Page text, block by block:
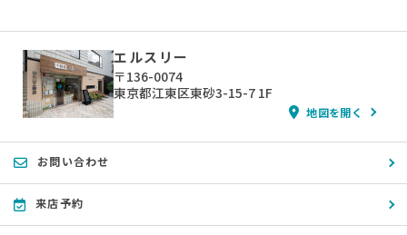
エルスリー
〒136-0074
東京都江東区東砂3-15-7 1F
地図を開く
お問い合わせ
来店予約